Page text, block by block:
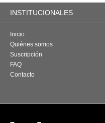
INSTITUCIONALES
Inicio
Quiénes somos
Suscripción
FAQ
Contacto